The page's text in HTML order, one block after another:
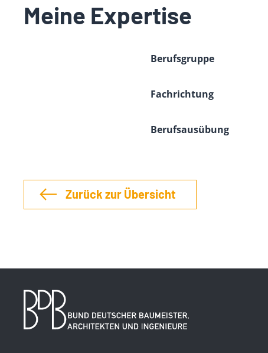
Meine Expertise
Berufsgruppe
Fachrichtung
Berufsausübung
Zurück zur Übersicht